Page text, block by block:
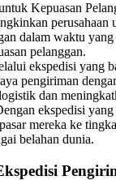
Kepuasan
perusahaan
dalam waktu
pelanggan.
ekspedisi yang
pengiriman
dan
ekspedisi yang
mereka ke
belahan dunia.